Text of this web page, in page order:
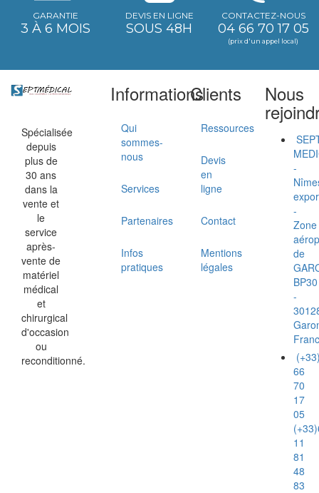
GARANTIE
3 À 6 MOIS
DEVIS EN LIGNE
SOUS 48H
CONTACTEZ-NOUS
04 66 70 17 05
(prix d'un appel local)
Spécialisée
depuis
plus de
30 ans
dans la
vente et
le
service
après-
vente de
matériel
médical
et
chirurgical
d'occasion
ou
reconditionné.
Informations
Qui
sommes-
nous
Services
Partenaires
Infos
pratiques
Clients
Ressources
Devis
en
ligne
Contact
Mentions
légales
Nous
-
-
Zone
de
BP30
-
66
70
17
05
11
81
48
83